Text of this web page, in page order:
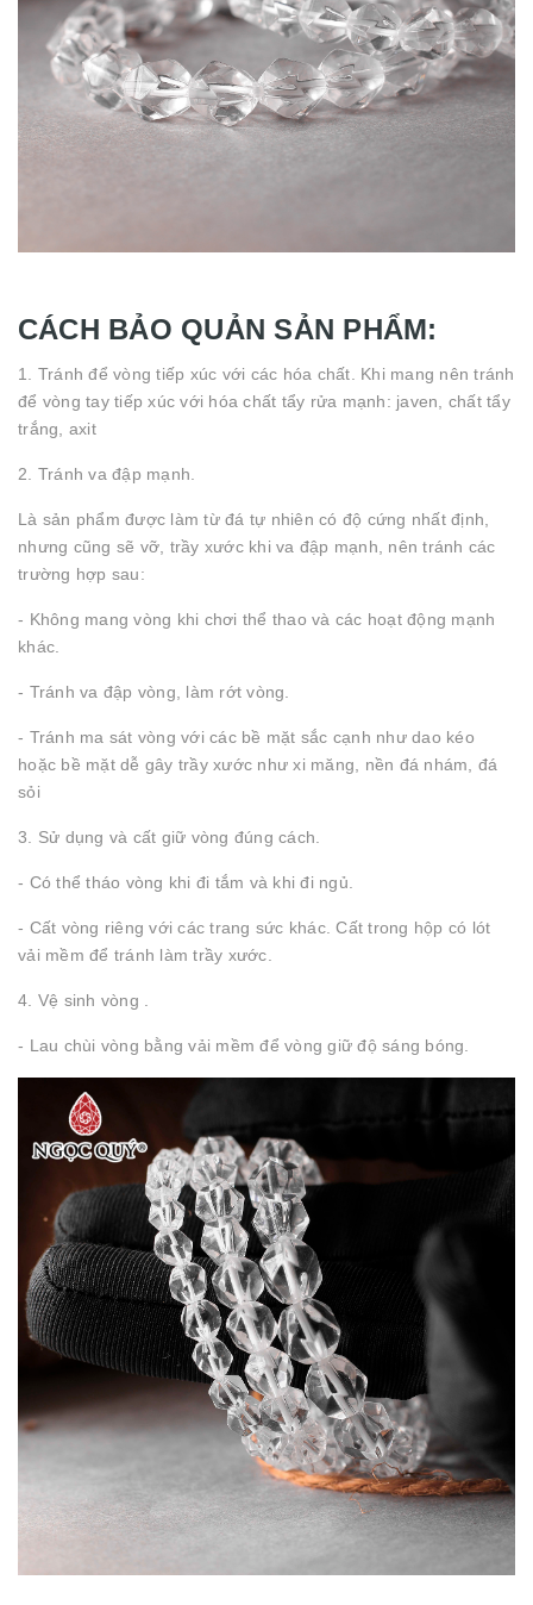
CÁCH BẢO QUẢN SẢN PHẨM:
1. Tránh để vòng tiếp xúc với các hóa chất. Khi mang nên tránh
để vòng tay tiếp xúc với hóa chất tẩy rửa mạnh: javen, chất tẩy
trắng, axit
2. Tránh va đập mạnh.
Là sản phẩm được làm từ đá tự nhiên có độ cứng nhất định,
nhưng cũng sẽ vỡ, trầy xước khi va đập mạnh, nên tránh các
trường hợp sau:
- Không mang vòng khi chơi thể thao và các hoạt động mạnh
khác.
- Tránh va đập vòng, làm rớt vòng.
- Tránh ma sát vòng với các bề mặt sắc cạnh như dao kéo
hoặc bề mặt dễ gây trầy xước như xi măng, nền đá nhám, đá
sỏi
3. Sử dụng và cất giữ vòng đúng cách.
- Có thể tháo vòng khi đi tắm và khi đi ngủ.
- Cất vòng riêng với các trang sức khác. Cất trong hộp có lót
vải mềm để tránh làm trầy xước.
4. Vệ sinh vòng .
- Lau chùi vòng bằng vải mềm để vòng giữ độ sáng bóng.